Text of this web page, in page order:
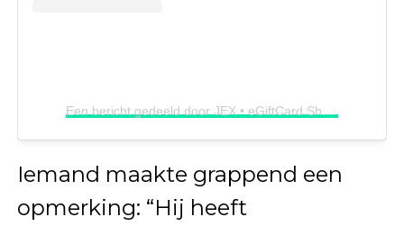
Iemand maakte grappend een
opmerking: “Hij heeft